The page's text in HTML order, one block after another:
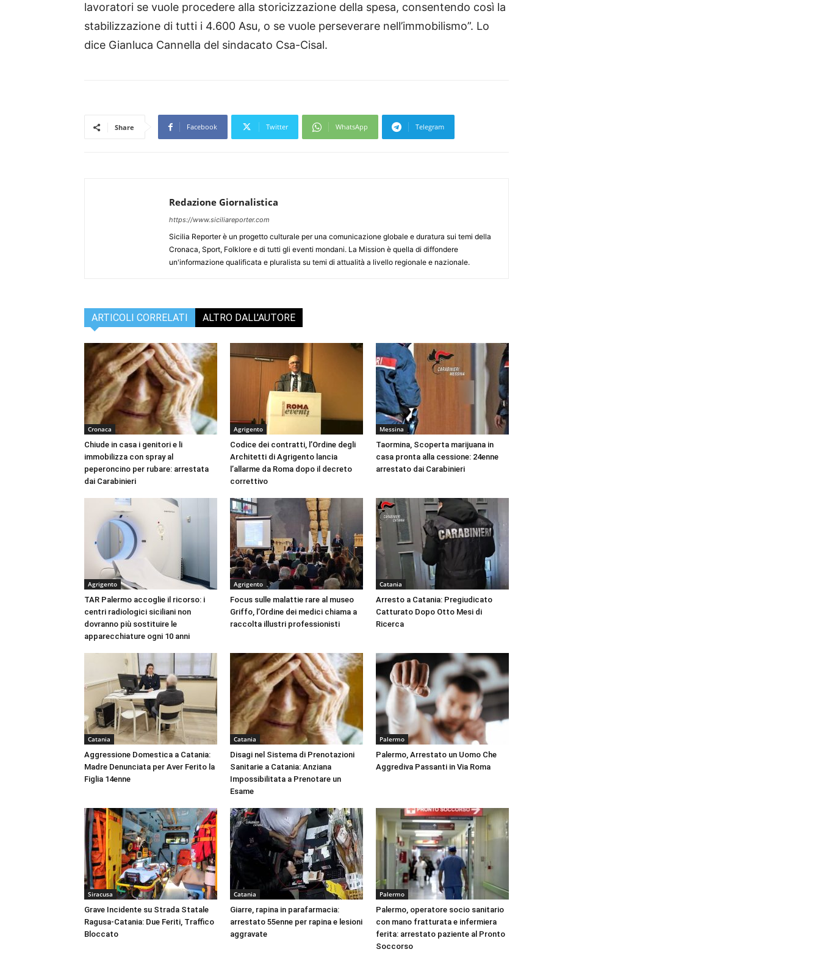
lavoratori se vuole procedere alla storicizzazione della spesa, consentendo così la
stabilizzazione di tutti i 4.600 Asu, o se vuole perseverare nell’immobilismo”. Lo
dice Gianluca Cannella del sindacato Csa-Cisal.
Share Facebook Twitter WhatsApp Telegram
Redazione Giornalistica
https://www.siciliareporter.com
Sicilia Reporter è un progetto culturale per una comunicazione globale e duratura sui temi della
Cronaca, Sport, Folklore e di tutti gli eventi mondani. La Mission è quella di diffondere
un'informazione qualificata e pluralista su temi di attualità a livello regionale e nazionale.
ARTICOLI CORRELATI ALTRO DALL'AUTORE
Cronaca
Chiude in casa i genitori e li
immobilizza con spray al
peperoncino per rubare: arrestata
dai Carabinieri
Agrigento
Codice dei contratti, l’Ordine degli
Architetti di Agrigento lancia
l’allarme da Roma dopo il decreto
correttivo
Messina
Taormina, Scoperta marijuana in
casa pronta alla cessione: 24enne
arrestato dai Carabinieri
Agrigento
TAR Palermo accoglie il ricorso: i
centri radiologici siciliani non
dovranno più sostituire le
apparecchiature ogni 10 anni
Agrigento
Focus sulle malattie rare al museo
Griffo, l’Ordine dei medici chiama a
raccolta illustri professionisti
Catania
Arresto a Catania: Pregiudicato
Catturato Dopo Otto Mesi di
Ricerca
Catania
Aggressione Domestica a Catania:
Madre Denunciata per Aver Ferito la
Figlia 14enne
Catania
Disagi nel Sistema di Prenotazioni
Sanitarie a Catania: Anziana
Impossibilitata a Prenotare un
Esame
Palermo
Palermo, Arrestato un Uomo Che
Aggrediva Passanti in Via Roma
Siracusa
Grave Incidente su Strada Statale
Ragusa-Catania: Due Feriti, Traffico
Bloccato
Catania
Giarre, rapina in parafarmacia:
arrestato 55enne per rapina e lesioni
aggravate
Palermo
Palermo, operatore socio sanitario
con mano fratturata e infermiera
ferita: arrestato paziente al Pronto
Soccorso